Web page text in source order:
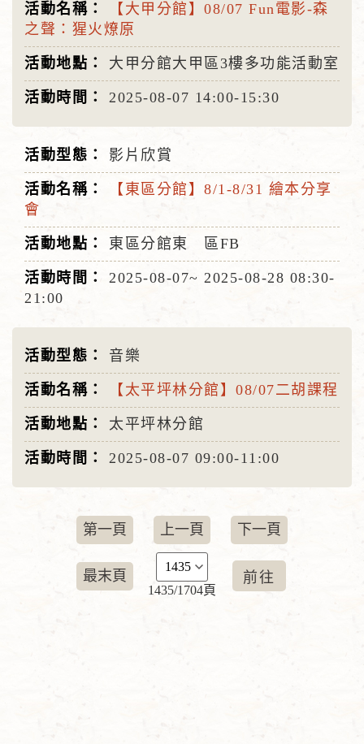
【大甲分館】08/07 Fun電影-森
之聲：猩火燎原
大甲分館大甲區3樓多功能活動室
2025-08-07 14:00-15:30
影片欣賞
【東區分館】8/1-8/31 繪本分享
會
東區分館東 區FB
2025-08-07~ 2025-08-28 08:30-
21:00
音樂
【太平坪林分館】08/07二胡課程
太平坪林分館
2025-08-07 09:00-11:00
第一頁 上一頁 下一頁
最末頁
1435/1704頁